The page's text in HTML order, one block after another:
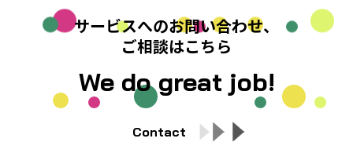
サービスへのお問い合わせ、
ご相談はこちら
We do great job!
Contact